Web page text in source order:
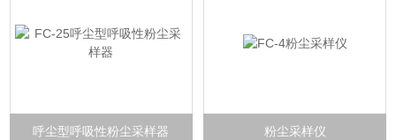
呼尘型呼吸性粉尘采样器 粉尘采样仪